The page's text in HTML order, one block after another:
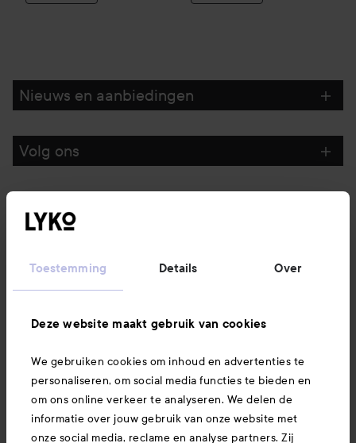
Toestemming Details Over
Deze website maakt gebruik van cookies
We gebruiken cookies om inhoud en advertenties te
personaliseren, om social media functies te bieden en
om ons online verkeer te analyseren. We delen de
informatie over jouw gebruik van onze website met
onze social media, reclame en analyse partners. Zij
Nieuws en aanbiedingen
Volg ons
Informatie
Ook interessant
Download hier onze app